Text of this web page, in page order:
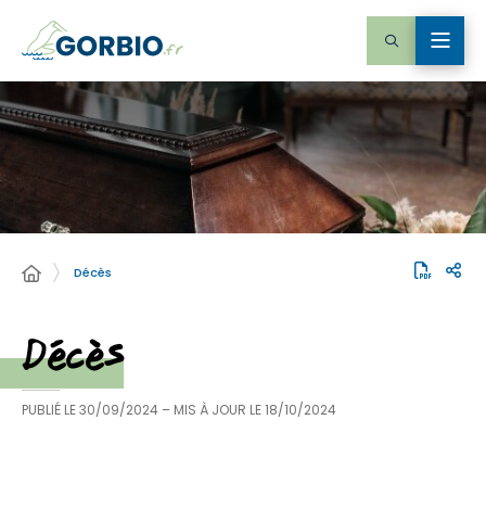
Décès
Décès
PUBLIÉ LE30/09/2024 – MIS À JOUR LE18/10/2024